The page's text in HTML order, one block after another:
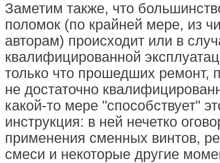
Заметим также, что
поломок (по крайней мере, из
авторам) происходит или в
квалифицированной
только что прошедших ремонт,
не достаточно
какой-то мере "способствует"
инструкция: в ней нечетко
применения сменных винтов,
смеси и некоторые другие